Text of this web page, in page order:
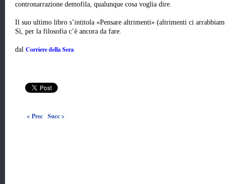
contronarrazione demofila, qualunque cosa voglia dire.
Il suo ultimo libro s’intitola «Pensare altrimenti» (altrimenti ci
Sì, per la filosofia c’è ancora da fare.
dal Corriere della Sera
< Prec Succ >